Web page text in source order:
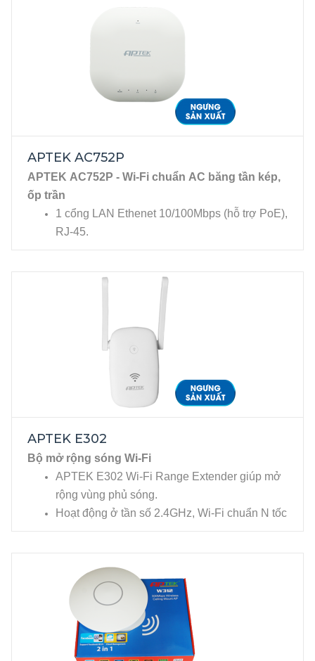
APTEK AC752P
APTEK AC752P - Wi-Fi chuẩn AC băng tần kép,
ốp trần
1 cổng LAN Ethenet 10/100Mbps (hỗ trợ PoE),
RJ-45.
tới 60 user (30 user mỗi băng tần).
APTEK E302
Bộ mở rộng sóng Wi-Fi
APTEK E302 Wi-Fi Range Extender giúp mở
rộng vùng phủ sóng.
Hoạt động ở tần số 2.4GHz, Wi-Fi chuẩn N tốc